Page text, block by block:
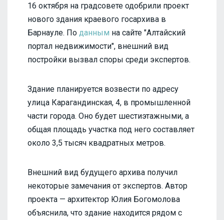
16 октября на градсовете одобрили проект
нового здания краевого госархива в
Барнауле. По данным на сайте "Алтайский
портал недвижимости", внешний вид
постройки вызвал споры среди экспертов.
Здание планируется возвести по адресу
улица Карагандинская, 4, в промышленной
части города. Оно будет шестиэтажными, а
общая площадь участка под него составляет
около 3,5 тысяч квадратных метров.
Внешний вид будущего архива получил
некоторые замечания от экспертов. Автор
проекта — архитектор Юлия Богомолова
объяснила, что здание находится рядом с